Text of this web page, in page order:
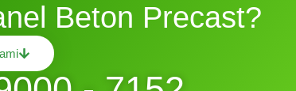
Beton Precast?